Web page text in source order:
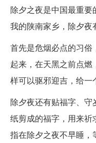
除夕之夜是中国最重
我的陕南家乡，除夕夜
首先是危烟必点的习
起来，在天黑之前点
样可以驱邪迎吉，给一
除夕夜还有贴福字、
纸剪成的福字，用来
指在除夕之夜不早睡，